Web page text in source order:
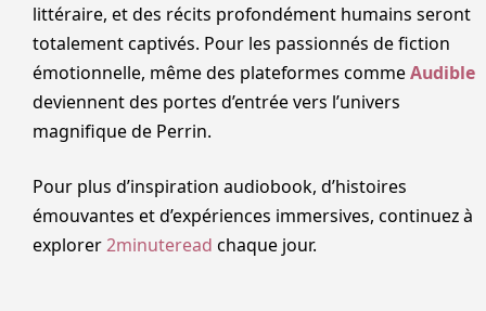
littéraire, et des récits profondément humains seront
totalement captivés. Pour les passionnés de fiction
émotionnelle, même des plateformes commeAudible
deviennent des portes d’entrée vers l’univers
magnifique de Perrin.
Pour plus d’inspiration audiobook, d’histoires
émouvantes et d’expériences immersives, continuez à
explorer2minuteread chaque jour.